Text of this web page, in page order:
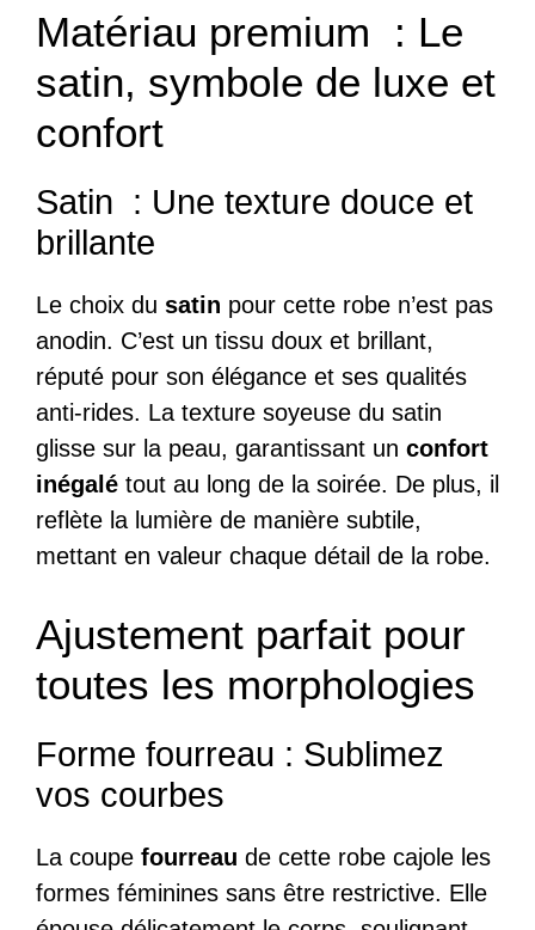
Matériau premium : Le
satin, symbole de luxe et
confort
Satin : Une texture douce et
brillante
Le choix du satin pour cette robe n’est pas
anodin. C’est un tissu doux et brillant,
réputé pour son élégance et ses qualités
anti-rides. La texture soyeuse du satin
glisse sur la peau, garantissant un confort
inégalé tout au long de la soirée. De plus, il
reflète la lumière de manière subtile,
mettant en valeur chaque détail de la robe.
Ajustement parfait pour
toutes les morphologies
Forme fourreau : Sublimez
vos courbes
La coupe fourreau de cette robe cajole les
formes féminines sans être restrictive. Elle